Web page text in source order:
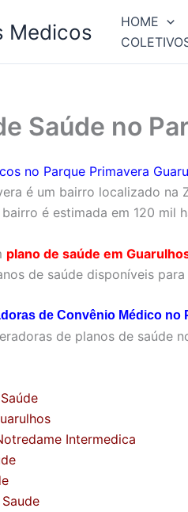
Medicos HOME
Saúde no
no Parque Primavera
é um bairro localizado
é estimada em 120 mil
plano de saúde em
de saúde disponíveis
de Convênio Médico no
de planos de saúde
Intermedica